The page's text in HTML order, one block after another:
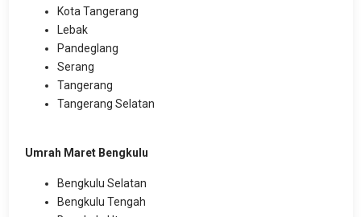
Kota Tangerang
Lebak
Pandeglang
Serang
Tangerang
Tangerang Selatan
Umrah Maret Bengkulu
Bengkulu Selatan
Bengkulu Tengah